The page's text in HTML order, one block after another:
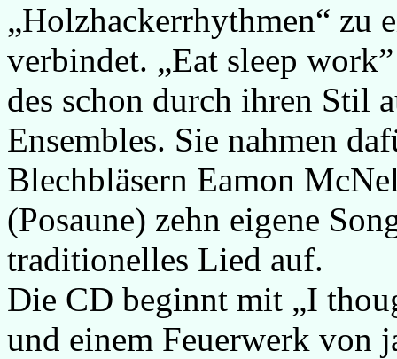
„Holzhackerrhythmen“ zu
verbindet. „Eat sleep
des schon durch ihren Stil
Ensembles. Sie nahmen
Blechbläsern Eamon
(Posaune) zehn eigene
traditionelles Lied auf.
Die CD beginnt mit „I
und einem Feuerwerk von